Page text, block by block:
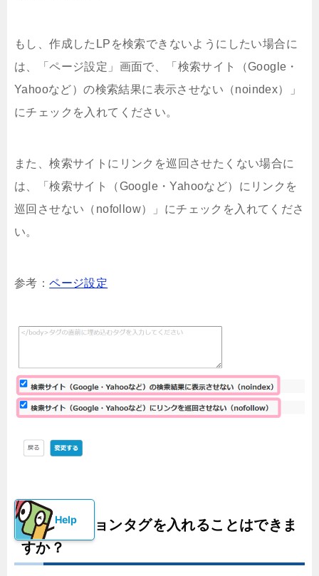
もし、作成したLPを検索できないようにしたい場合に
は、「ページ設定」画面で、「検索サイト（Google・
Yahooなど）の検索結果に表示させない（noindex）」
にチェックを入れてください。
また、検索サイトにリンクを巡回させたくない場合に
は、「検索サイト（Google・Yahooなど）にリンクを
巡回させない（nofollow）」にチェックを入れてくださ
い。
参考：ページ設定
コンバージョンタグを入れることはできま
すか？